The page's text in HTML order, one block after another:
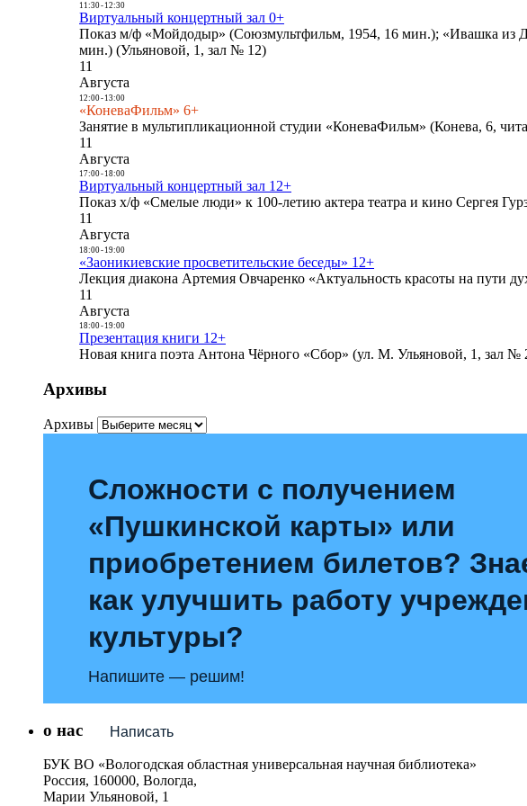
11:30- 12:30
Виртуальный концертный зал 0+
Показ м/ф «Мойдодыр» (Союзмультфильм, 1954, 16 мин.); «Ивашка из
мин.) (Ульяновой, 1, зал № 12)
11
Августа
12:00- 13:00
«КоневаФильм» 6+
Занятие в мультипликационной студии «КоневаФильм» (Конева, 6,
11
Августа
17:00- 18:00
Виртуальный концертный зал 12+
Показ х/ф «Смелые люди» к 100-летию актера театра и кино Сергея
11
Августа
18:00- 19:00
«Заоникиевские просветительские беседы» 12+
Лекция диакона Артемия Овчаренко «Актуальность красоты на пути
11
Августа
18:00- 19:00
Презентация книги 12+
Новая книга поэта Антона Чёрного «Сбор» (ул. М. Ульяновой, 1, зал №
Архивы
Архивы
Сложности с получением
«Пушкинской карты» или
приобретением билетов?
как улучшить работу
культуры?
Напишите — решим!
Написать
о нас
БУК ВО «Вологодская областная универсальная научная библиотека»
Россия, 160000, Вологда,
Марии Ульяновой, 1